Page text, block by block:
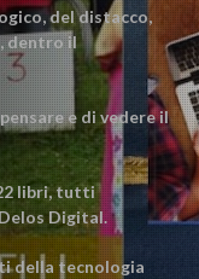
del distacco,
dentro il
e di vedere il
libri, tutti
Digital.
della tecnologia